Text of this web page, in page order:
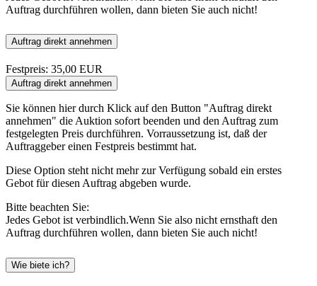
Auftrag durchführen wollen, dann bieten Sie auch nicht!
Auftrag direkt annehmen
Festpreis: 35,00 EUR
Sie können hier durch Klick auf den Button "Auftrag direkt
annehmen" die Auktion sofort beenden und den Auftrag zum
festgelegten Preis durchführen. Vorraussetzung ist, daß der
Auftraggeber einen Festpreis bestimmt hat.
Diese Option steht nicht mehr zur Verfügung sobald ein erstes
Gebot für diesen Auftrag abgeben wurde.
Bitte beachten Sie:
Jedes Gebot ist verbindlich.Wenn Sie also nicht ernsthaft den
Auftrag durchführen wollen, dann bieten Sie auch nicht!
Wie biete ich?